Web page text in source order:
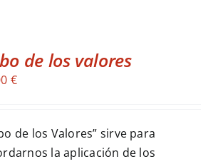
de los valores
€
de los Valores” sirve para
la aplicación de los